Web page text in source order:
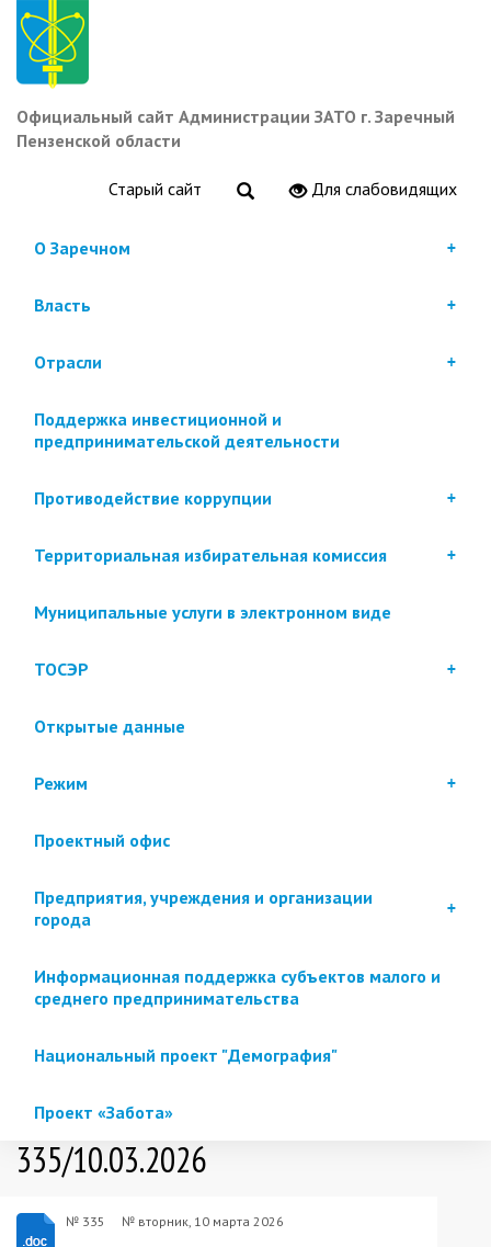
Перейти
основному
содержанию
Официальный сайт Администрации ЗАТО г. Заречный
Пензенской области
Старый сайт Для слабовидящих
О Заречном
Власть
Отрасли
Поддержка инвестиционной и
предпринимательской деятельности
Противодействие коррупции
Территориальная избирательная комиссия
Муниципальные услуги в электронном виде
ТОСЭР
Открытые данные
Режим
Проектный офис
Предприятия, учреждения и организации
города
Информационная поддержка субъектов малого и
среднего предпринимательства
Национальный проект "Демография"
Проект «Забота»
335/10.03.2026
№ 335 № вторник, 10 марта 2026